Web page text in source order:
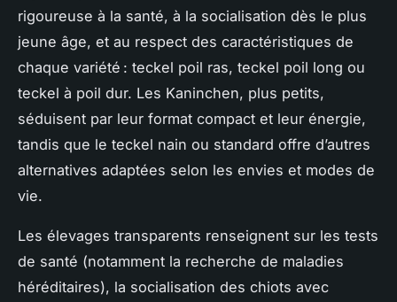
rigoureuse à la santé, à la socialisation dès le plus
jeune âge, et au respect des caractéristiques de
chaque variété : teckel poil ras, teckel poil long ou
teckel à poil dur. Les Kaninchen, plus petits,
séduisent par leur format compact et leur énergie,
tandis que le teckel nain ou standard offre d’autres
alternatives adaptées selon les envies et modes de
vie.
Les élevages transparents renseignent sur les tests
de santé (notamment la recherche de maladies
héréditaires), la socialisation des chiots avec